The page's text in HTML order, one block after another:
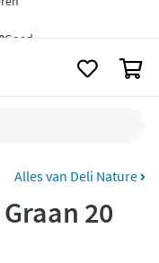
Alles van Deli Nature
20